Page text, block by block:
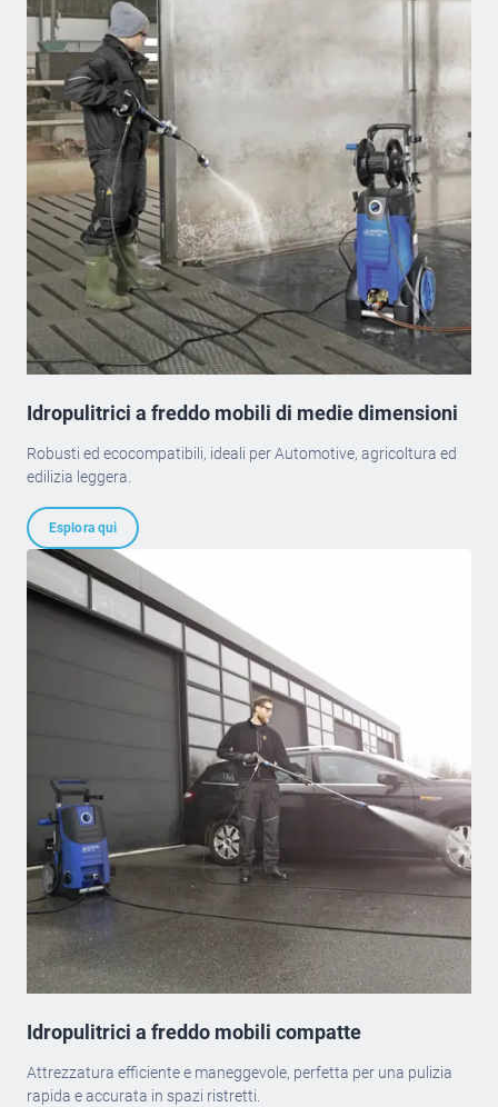
Idropulitrici a freddo mobili di medie dimensioni
Robusti ed ecocompatibili, ideali per Automotive, agricoltura ed
edilizia leggera.
Esplora qui
Idropulitrici a freddo mobili compatte
Attrezzatura efficiente e maneggevole, perfetta per una pulizia
rapida e accurata in spazi ristretti.